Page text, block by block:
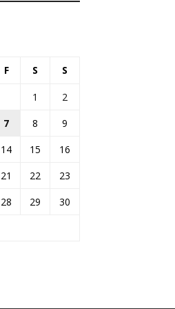
F S S
1
2
7 8
9
14 15
16
21 22
23
28 29
30